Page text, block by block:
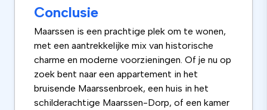
Conclusie
Maarssen is een prachtige plek om te wonen,
met een aantrekkelijke mix van historische
charme en moderne voorzieningen. Of je nu op
zoek bent naar een appartement in het
bruisende Maarssenbroek, een huis in het
schilderachtige Maarssen-Dorp, of een kamer